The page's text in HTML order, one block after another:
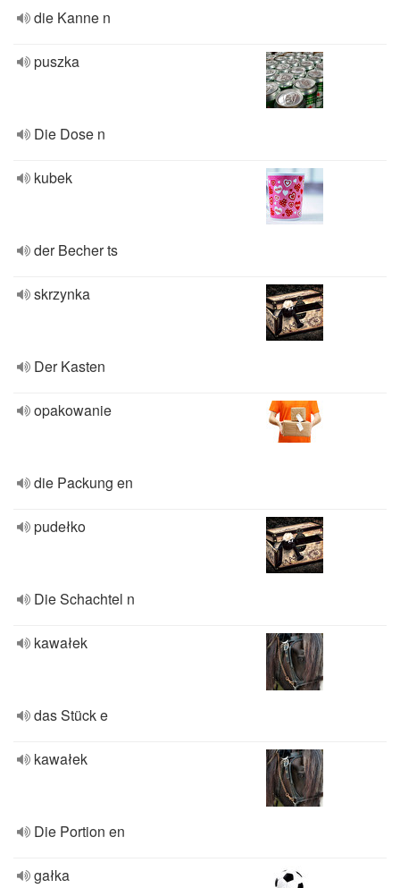
die Kanne n
puszka
Die Dose n
kubek
der Becher ts
skrzynka
Der Kasten
opakowanie
die Packung en
pudełko
Die Schachtel n
kawałek
das Stück e
kawałek
Die Portion en
gałka